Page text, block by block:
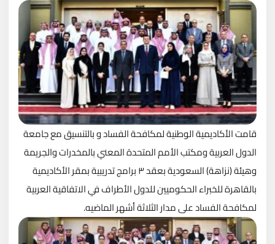
قامت الأكاديمية الوطنية لمكافحة الفساد و بالتنسيق مع جامعة
الدول العربية ومكتب الأمم المتحدة المعني بالمخدرات والجريمة
وهيئة (نزاهة) السعودية بعقد ٣ برامج تدريبية بمقر الأكاديمية
بالقاهرة للخبراء الحكوميين للدول الأطراف في الاتفاقية العربية
لمكافحة الفساد على مدار الثلاثة أشهر الماضيه.